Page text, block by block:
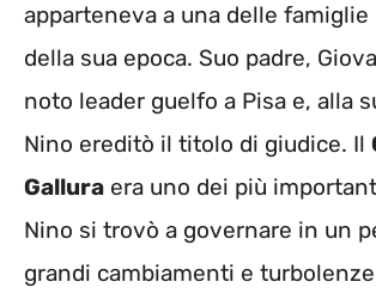
apparteneva a una delle
della sua epoca. Suo padre,
noto leader guelfo a Pisa e, alla
Nino ereditò il titolo di giudice. Il
Gallura era uno dei più
Nino si trovò a governare in un
grandi cambiamenti e